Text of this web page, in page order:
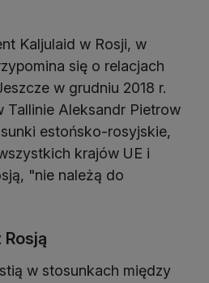
Kaljulaid w Rosji, w
się o relacjach
w grudniu 2018 r.
Tallinie Aleksandr Pietrow
estońsko-rosyjskie,
krajów UE i
"nie należą do
w stosunkach między